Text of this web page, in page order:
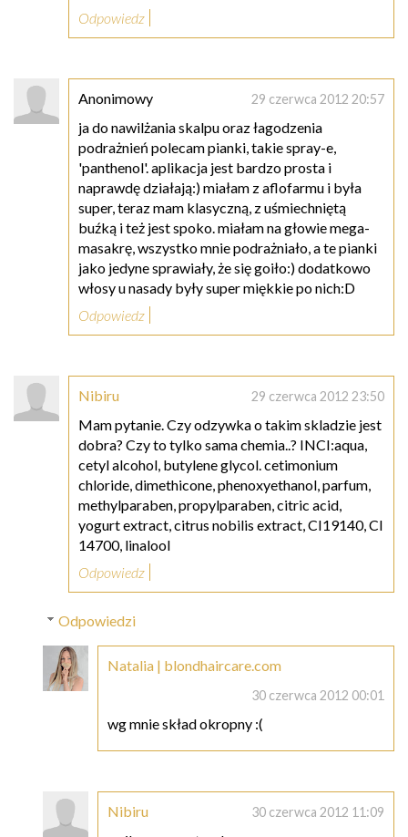
Odpowiedz
Anonimowy 29 czerwca 2012 20:57
ja do nawilżania skalpu oraz łagodzenia
podrażnień polecam pianki, takie spray-e,
'panthenol'. aplikacja jest bardzo prosta i
naprawdę działają:) miałam z aflofarmu i była
super, teraz mam klasyczną, z uśmiechniętą
buźką i też jest spoko. miałam na głowie mega-
masakrę, wszystko mnie podrażniało, a te pianki
jako jedyne sprawiały, że się goiło:) dodatkowo
włosy u nasady były super miękkie po nich:D
Odpowiedz
Nibiru 29 czerwca 2012 23:50
Mam pytanie. Czy odzywka o takim skladzie jest
dobra? Czy to tylko sama chemia..? INCI:aqua,
cetyl alcohol, butylene glycol. cetimonium
chloride, dimethicone, phenoxyethanol, parfum,
methylparaben, propylparaben, citric acid,
yogurt extract, citrus nobilis extract, CI19140, CI
14700, linalool
Odpowiedz
Odpowiedzi
Natalia | blondhaircare.com
30 czerwca 2012 00:01
wg mnie skład okropny :(
Nibiru 30 czerwca 2012 11:09